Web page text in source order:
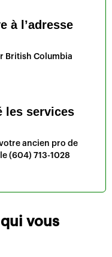
à l’adresse
British Columbia
les services
ancien pro de
(604) 713-1028
vous